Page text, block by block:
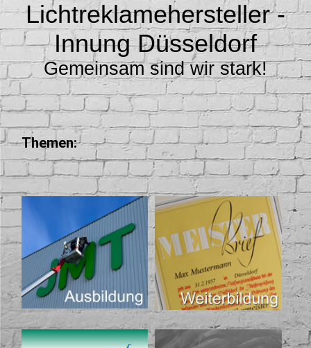
Lichtreklamehersteller -
Innung Düsseldorf
Gemeinsam sind wir stark!
Themen: